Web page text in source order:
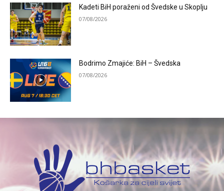
Kadeti BiH poraženi od Švedske u Skoplju
07/08/2026
Bodrimo Zmajiće: BiH – Švedska
07/08/2026